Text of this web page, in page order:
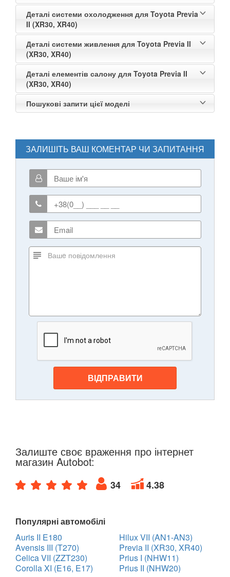
Деталі системи охолодження для Toyota Previa
II (XR30, XR40)
Деталі системи живлення для Toyota Previa II
(XR30, XR40)
Деталі елементів салону для Toyota Previa II
(XR30, XR40)
Пошукові запити цієї моделі
ЗАЛИШІТЬ ВАШ КОМЕНТАР ЧИ ЗАПИТАННЯ
ВІДПРАВИТИ
Залиште своє враження про інтернет
магазин Autobot:
34 4.38
Популярні автомобілі
Auris II E180
Avensis III (T270)
Celica VII (ZZT230)
Corolla XI (E16, E17)
Hilux VII (AN1-AN3)
Previa II (XR30, XR40)
Prius I (NHW11)
Prius II (NHW20)